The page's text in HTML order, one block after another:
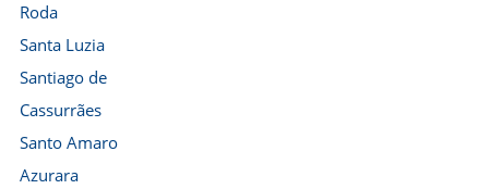
Roda
Santa Luzia
Santiago de
Cassurrães
Santo Amaro
Azurara